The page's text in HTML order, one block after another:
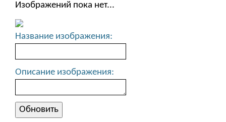
Изображений пока нет...
Название изображения:
Описание изображения: